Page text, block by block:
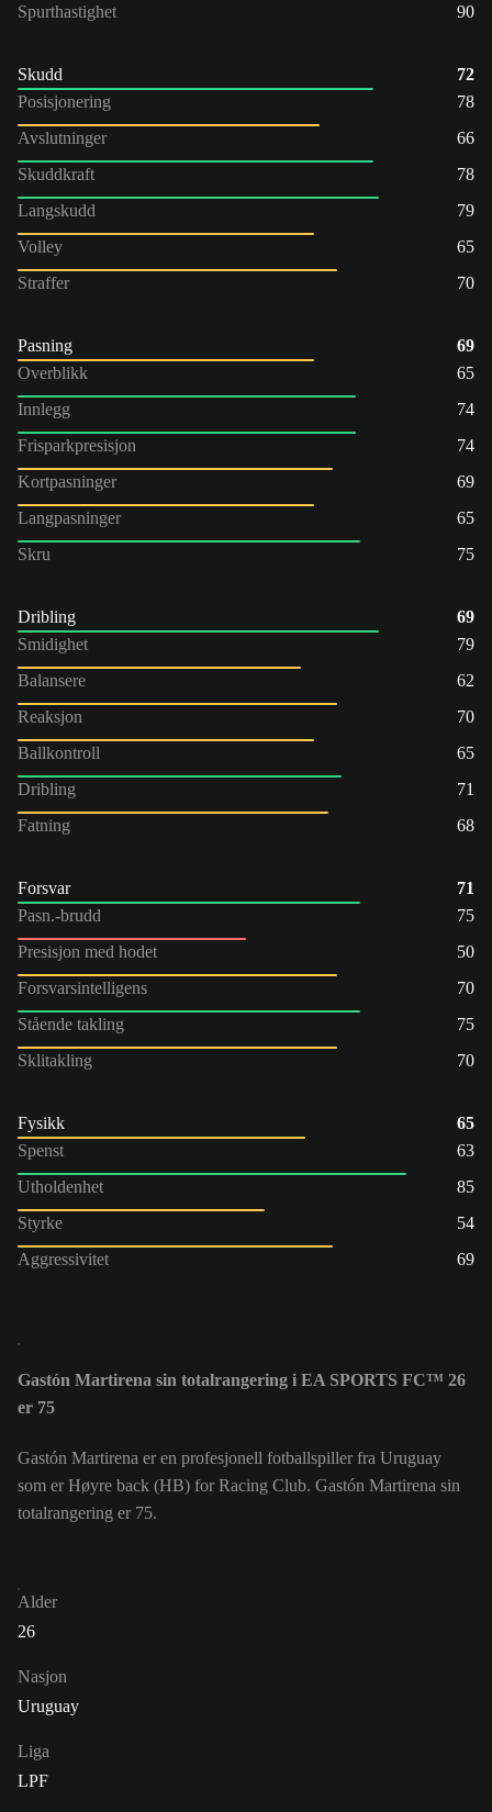
Spurthastighet
90
Skudd
72
Posisjonering
78
Avslutninger
66
Skuddkraft
78
Langskudd
79
Volley
65
Straffer
70
Pasning
69
Overblikk
65
Innlegg
74
Frisparkpresisjon
74
Kortpasninger
69
Langpasninger
65
Skru
75
Dribling
69
Smidighet
79
Balansere
62
Reaksjon
70
Ballkontroll
65
Dribling
71
Fatning
68
Forsvar
71
Pasn.-brudd
75
Presisjon med hodet
50
Forsvarsintelligens
70
Stående takling
75
Sklitakling
70
Fysikk
65
Spenst
63
Utholdenhet
85
Styrke
54
Aggressivitet
69
Gastón Martirena sin totalrangering i EA SPORTS FC™ 26
er 75
Gastón Martirena er en profesjonell fotballspiller fra Uruguay
som er Høyre back (HB) for Racing Club. Gastón Martirena sin
totalrangering er 75.
Alder
26
Nasjon
Uruguay
Liga
LPF